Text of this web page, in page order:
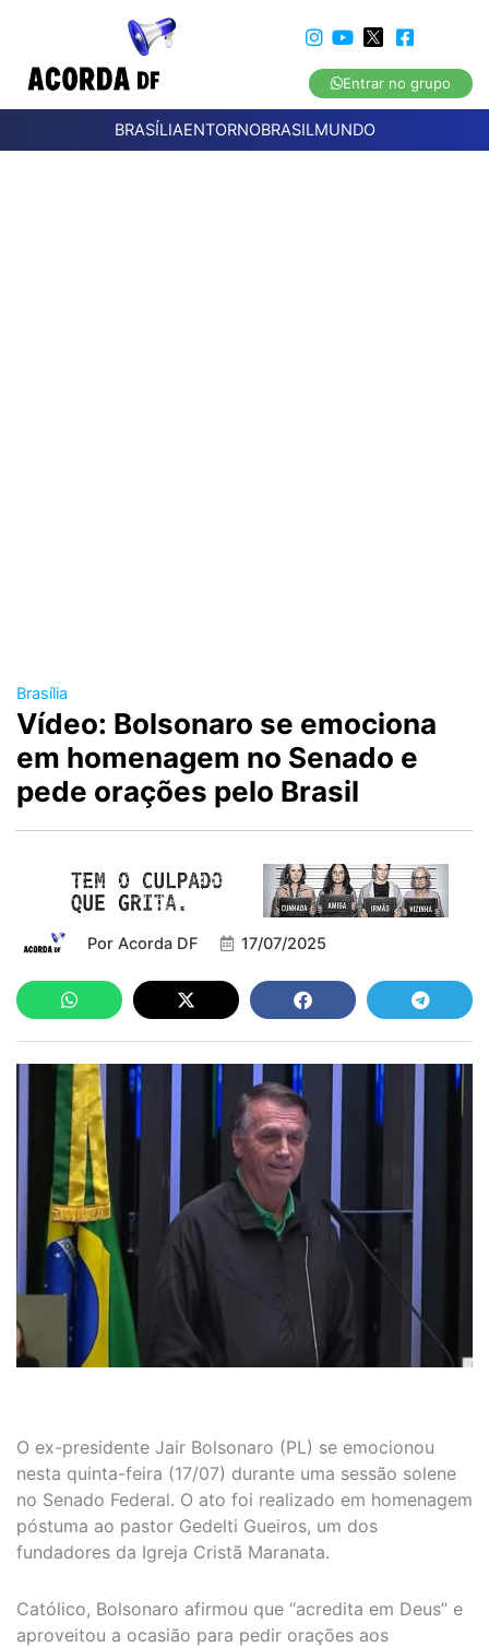
Entrar no grupo
BRASÍLIAENTORNOBRASILMUNDO
Brasília
Vídeo: Bolsonaro se emociona
em homenagem no Senado e
pede orações pelo Brasil
Por Acorda DF 17/07/2025
O ex-presidente Jair Bolsonaro (PL) se emocionou
nesta quinta-feira (17/07) durante uma sessão solene
no Senado Federal. O ato foi realizado em homenagem
póstuma ao pastor Gedelti Gueiros, um dos
fundadores da Igreja Cristã Maranata.
Católico, Bolsonaro afirmou que “acredita em Deus” e
aproveitou a ocasião para pedir orações aos